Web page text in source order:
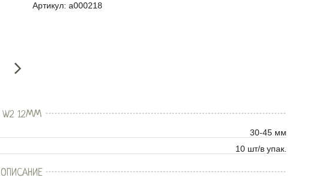
Артикул: a000218
W2 12ММ
30-45 мм
10 шт/в упак.
ОПИСАНИЕ